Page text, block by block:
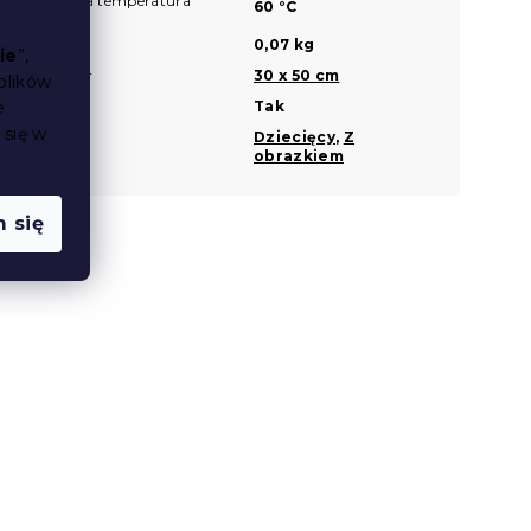
”,
w
się
60 °C
0,07 kg
? Rozmiar
30 x 50 cm
Tak
Wzór
Dziecięcy, Z
obrazkiem